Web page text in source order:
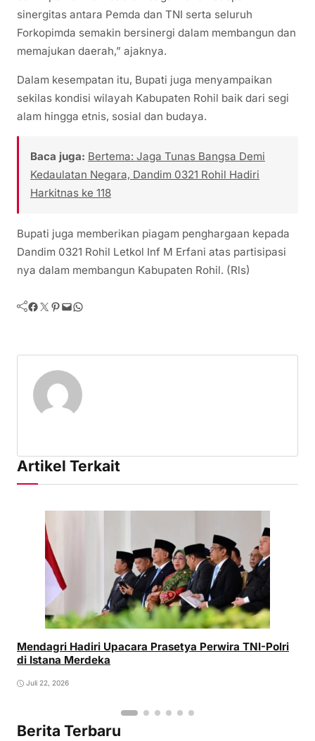
sinergitas antara Pemda dan TNI serta seluruh
Forkopimda semakin bersinergi dalam membangun dan
memajukan daerah,” ajaknya.
Dalam kesempatan itu, Bupati juga menyampaikan
sekilas kondisi wilayah Kabupaten Rohil baik dari segi
alam hingga etnis, sosial dan budaya.
Baca juga: Bertema: Jaga Tunas Bangsa Demi
Kedaulatan Negara, Dandim 0321 Rohil Hadiri
Harkitnas ke 118
Bupati juga memberikan piagam penghargaan kepada
Dandim 0321 Rohil Letkol Inf M Erfani atas partisipasi
nya dalam membangun Kabupaten Rohil. (Rls)
Facebook Twitter Pinterest Mail WhatsApp
Artikel Terkait
Mendagri Hadiri Upacara Prasetya Perwira TNI-Polri
di Istana Merdeka
Juli 22, 2026
Berita Terbaru